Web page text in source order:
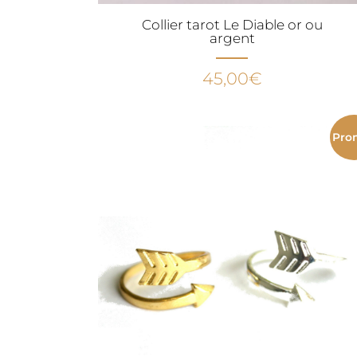
Collier tarot Le Diable or ou
argent
45,00€